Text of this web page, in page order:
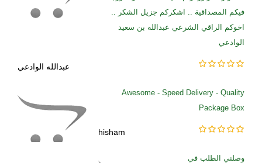
فيكم المصداقية .. اشكركم جزيل الشكر ..
اخوكم الراقي الشرعي عبدالله بن سعيد
الوادعي
عبدالله الوادعي
Awesome - Speed Delivery - Quality
Package Box
hisham
وصلني الطلب في